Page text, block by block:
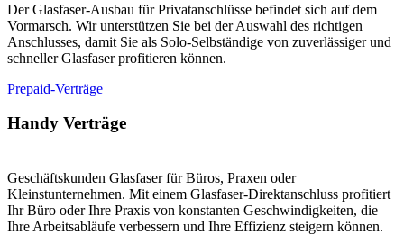
Der Glasfaser-Ausbau für Privatanschlüsse befindet sich auf dem
Vormarsch. Wir unterstützen Sie bei der Auswahl des richtigen
Anschlusses, damit Sie als Solo-Selbständige von zuverlässiger und
schneller Glasfaser profitieren können.
Prepaid-Verträge
Handy Verträge
Geschäftskunden Glasfaser für Büros, Praxen oder
Kleinstunternehmen. Mit einem Glasfaser-Direktanschluss profitiert
Ihr Büro oder Ihre Praxis von konstanten Geschwindigkeiten, die
Ihre Arbeitsabläufe verbessern und Ihre Effizienz steigern können.